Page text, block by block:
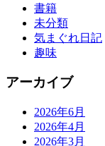
書籍
未分類
気まぐれ日記
趣味
アーカイブ
2026年6月
2026年4月
2026年3月